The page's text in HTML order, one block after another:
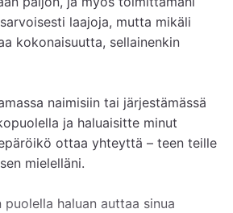
laajoja, mutta mikäli
kokonaisuutta, sellainenkin
naimisiin tai järjestämässä
ja haluaisitte minut
ottaa yhteyttä – teen teille
mielelläni.
haluan auttaa sinua